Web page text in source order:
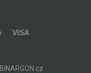
BINARGON.cz